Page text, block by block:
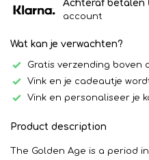
Achteraf betalen
account
Wat kan je verwachten?
Gratis verzending boven
Vink en je cadeautje
Vink en personaliseer je
Product description
The Golden Age is a period